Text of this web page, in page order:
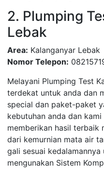
2. Plumping
Lebak
Area: Kalanganyar Lebak
Nomor Telepon:
Melayani Plumping Test
terdekat untuk anda dan
special dan paket-paket
kebutuhan anda dan
memberikan hasil terbaik
dari kemurnian mata air
gali sesuai
mengunakan Sistem